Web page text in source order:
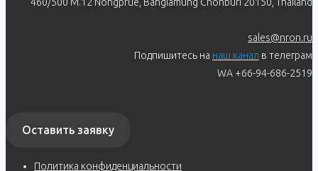
460/500 M.12 Nongprue, Banglamung Chonburi 20150, Thailand
sales@nron.ru
Подпишитесь на наш канал в телеграм
WA +66-94-686-2519
Оставить заявку
Политика конфиденциальности